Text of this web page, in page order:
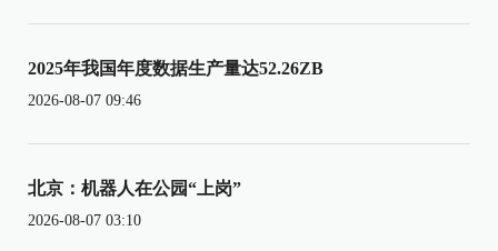
2025年我国年度数据生产量达52.26ZB
2026-08-07 09:46
北京：机器人在公园“上岗”
2026-08-07 03:10